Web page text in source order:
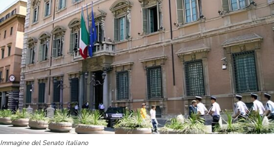
Immagine del Senato italiano